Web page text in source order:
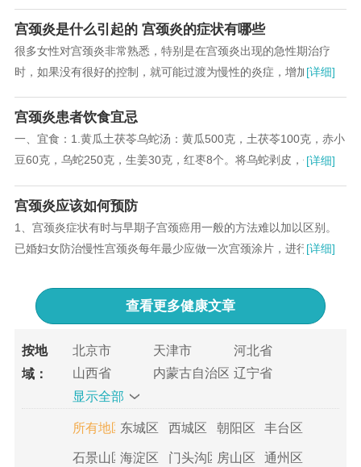
产的情况出现，这对宫颈炎的预防起到重要作用。...
宫颈炎是什么引起的 宫颈炎的症状有哪些
很多女性对宫颈炎非常熟悉，特别是在宫颈炎出现的急性期治疗
时，如果没有很好的控制，就可能过渡为慢性的炎症，增加治疗难
[详细]
宫颈炎患者饮食宜忌
一、宜食：1.黄瓜土茯苓乌蛇汤：黄瓜500克，土茯苓100克，赤小
豆60克，乌蛇250克，生姜30克，红枣8个。将乌蛇剥皮，去内
[详细]
宫颈炎应该如何预防
1、宫颈炎症状有时与早期子宫颈癌用一般的方法难以加以区别。
已婚妇女防治慢性宫颈炎每年最少应做一次宫颈涂片，进行细胞学
[详细]
查看更多健康文章
按地
域：
北京市 天津市
河北省
山西省
内蒙古自治区 辽宁省
吉林省
江苏省
浙江省
安徽省
显示全部
所有地区东城区 西城区 朝阳区 丰台区
石景山区海淀区 门头沟区房山区 通州区